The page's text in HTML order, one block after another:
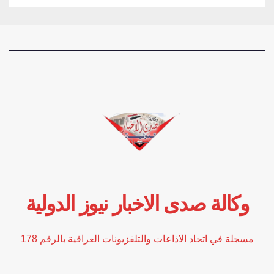
وكالة صدى الاخبار نيوز الدولية
مسجلة في اتحاد الاذاعات والتلفزيونات العراقية بالرقم 178